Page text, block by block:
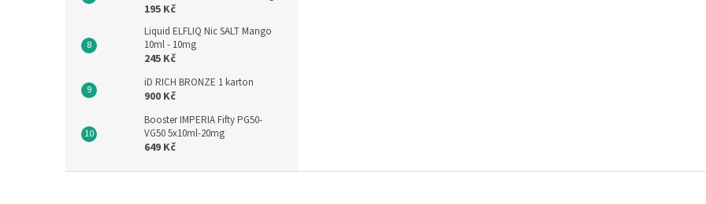
195 Kč
Liquid ELFLIQ Nic SALT Mango
10ml - 10mg
245 Kč
iD RICH BRONZE 1 karton
900 Kč
Booster IMPERIA Fifty PG50-
VG50 5x10ml-20mg
649 Kč